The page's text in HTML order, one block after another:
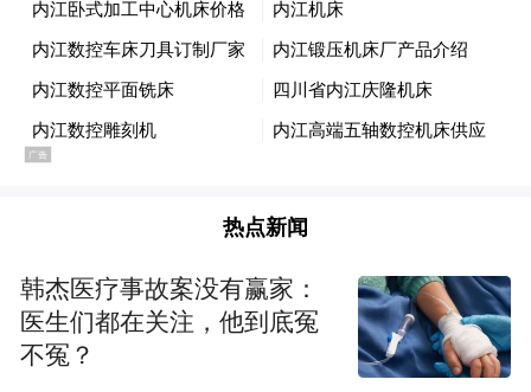
热点新闻
韩杰医疗事故案没有赢家：
医生们都在关注，他到底冤
不冤？